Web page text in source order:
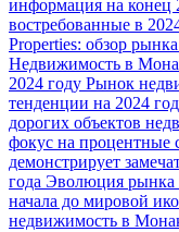
информация на конец
востребованные в
Properties: обзор
Недвижимость в
2024 году Рынок
тенденции на 2024 год
дорогих объектов
фокус на процентные
демонстрирует
года Эволюция рынка
начала до мировой
недвижимость в